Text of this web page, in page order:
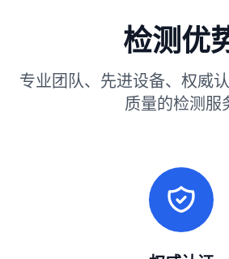
检测优
专业团队、先进设备、权威
质量的检测服